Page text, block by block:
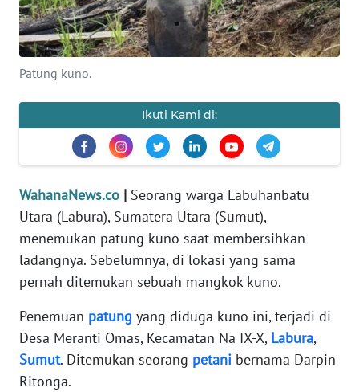
Patung kuno.
Ikuti Kami di:
WahanaNews.co | Seorang warga Labuhanbatu
Utara (Labura), Sumatera Utara (Sumut),
menemukan patung kuno saat membersihkan
ladangnya. Sebelumnya, di lokasi yang sama
pernah ditemukan sebuah mangkok kuno.
Penemuan patung yang diduga kuno ini, terjadi di
Desa Meranti Omas, Kecamatan Na IX-X, Labura,
Sumut. Ditemukan seorang petani bernama Darpin
Ritonga.
INTERNASIONAL
SERBA-SERBI
PENDIDIKAN
OLAHRAGA
OPINI
EDITORIAL
INDEKS
BERITA